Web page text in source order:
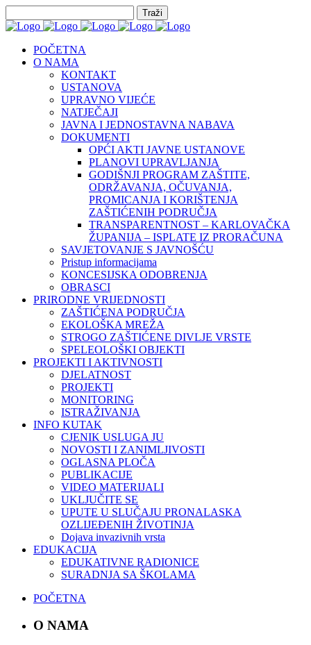
POČETNA
O NAMA
KONTAKT
USTANOVA
UPRAVNO VIJEĆE
NATJEČAJI
JAVNA I JEDNOSTAVNA NABAVA
DOKUMENTI
OPĆI AKTI JAVNE USTANOVE
PLANOVI UPRAVLJANJA
GODIŠNJI PROGRAM ZAŠTITE,
ODRŽAVANJA, OČUVANJA,
PROMICANJA I KORIŠTENJA
ZAŠTIĆENIH PODRUČJA
TRANSPARENTNOST – KARLOVAČKA
ŽUPANIJA – ISPLATE IZ PRORAČUNA
SAVJETOVANJE S JAVNOŠĆU
Pristup informacijama
KONCESIJSKA ODOBRENJA
OBRASCI
PRIRODNE VRIJEDNOSTI
ZAŠTIĆENA PODRUČJA
EKOLOŠKA MREŽA
STROGO ZAŠTIĆENE DIVLJE VRSTE
SPELEOLOŠKI OBJEKTI
PROJEKTI I AKTIVNOSTI
DJELATNOST
PROJEKTI
MONITORING
ISTRAŽIVANJA
INFO KUTAK
CJENIK USLUGA JU
NOVOSTI I ZANIMLJIVOSTI
OGLASNA PLOČA
PUBLIKACIJE
VIDEO MATERIJALI
UKLJUČITE SE
UPUTE U SLUČAJU PRONALASKA
OZLIJEĐENIH ŽIVOTINJA
Dojava invazivnih vrsta
EDUKACIJA
EDUKATIVNE RADIONICE
SURADNJA SA ŠKOLAMA
POČETNA
O NAMA